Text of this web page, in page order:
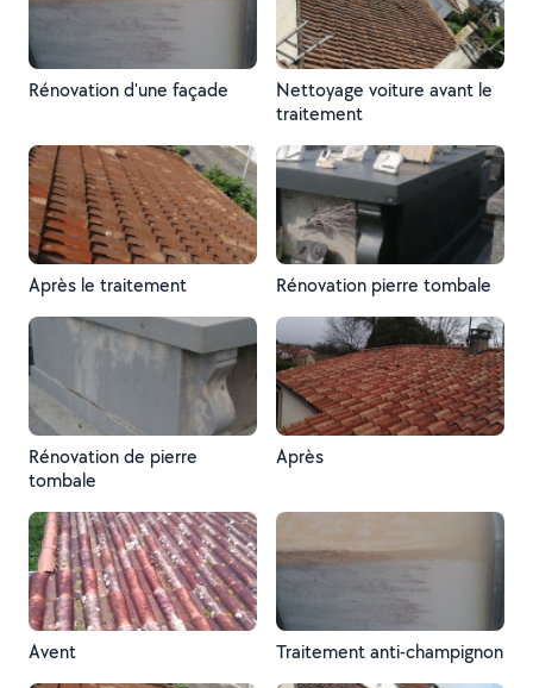
Rénovation d'une façade
Nettoyage voiture avant le
traitement
Après le traitement Rénovation pierre tombale
Rénovation de pierre
tombale
Après
Avent Traitement anti-champignon